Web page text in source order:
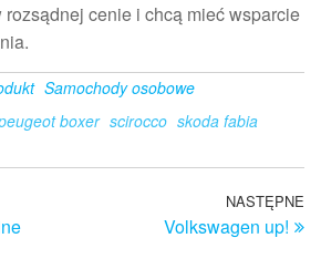
rozsądnej cenie i chcą mieć wsparcie
Samochody osobowe
boxer scirocco skoda fabia
NASTĘPNE
Volkswagen up!